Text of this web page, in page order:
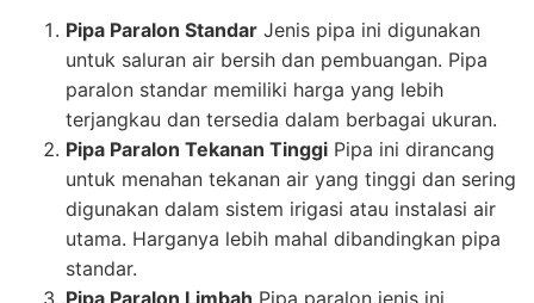
Pipa Paralon Standar Jenis pipa ini digunakan
untuk saluran air bersih dan pembuangan. Pipa
paralon standar memiliki harga yang lebih
terjangkau dan tersedia dalam berbagai ukuran.
Pipa Paralon Tekanan Tinggi Pipa ini dirancang
untuk menahan tekanan air yang tinggi dan sering
digunakan dalam sistem irigasi atau instalasi air
utama. Harganya lebih mahal dibandingkan pipa
standar.
Pipa Paralon Limbah Pipa paralon jenis ini